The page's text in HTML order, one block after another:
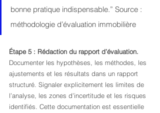
bonne pratique indispensable.” Source :
méthodologie d’évaluation immobilière
Étape 5 : Rédaction du rapport d’évaluation.
Documenter les hypothèses, les méthodes, les
ajustements et les résultats dans un rapport
structuré. Signaler explicitement les limites de
l’analyse, les zones d’incertitude et les risques
identifiés. Cette documentation est essentielle